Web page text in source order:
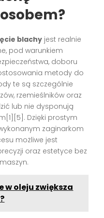
blachy jest realnie
pod warunkiem
doboru
metody do
te są szczególnie
rzemieślników oraz
lub nie dysponują
Dzięki prostym
zaginarkom
możliwe jest
oraz estetyce bez
w oleju zwiększa